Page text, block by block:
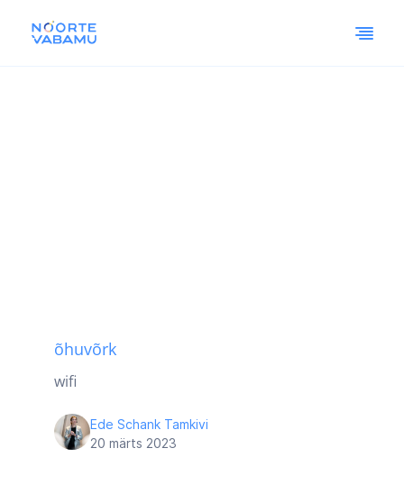
õhuvõrk
wifi
Ede Schank Tamkivi
20 märts 2023